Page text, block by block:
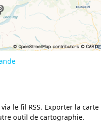
le fil RSS. Exporter la carte
outil de cartographie.